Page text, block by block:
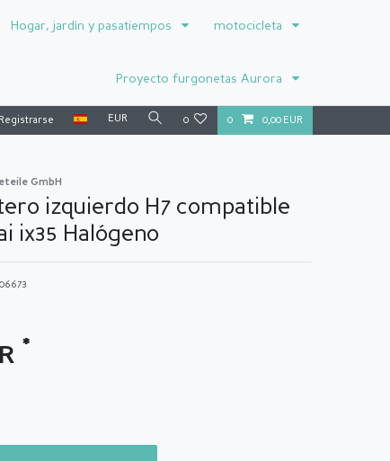
Hogar, jardín y pasatiempos motocicleta
Proyecto furgonetas Aurora
Registrarse EUR 0 0 0,00 EUR
GmbH
izquierdo H7 compatible
ix35 Halógeno
*